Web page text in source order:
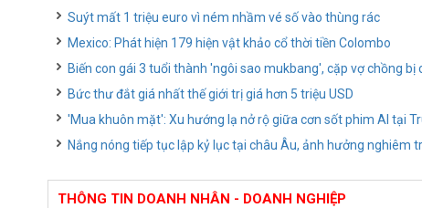
Suýt mất 1 triệu euro vì ném nhầm vé số vào thùng rác
Mexico: Phát hiện 179 hiện vật khảo cổ thời tiền Colombo
Biến con gái 3 tuổi thành 'ngôi sao mukbang', cặp vợ chồng bị
Bức thư đắt giá nhất thế giới trị giá hơn 5 triệu USD
'Mua khuôn mặt': Xu hướng lạ nở rộ giữa cơn sốt phim AI tại
Nắng nóng tiếp tục lập kỷ lục tại châu Âu, ảnh hưởng nghiêm
THÔNG TIN DOANH NHÂN - DOANH NGHIỆP